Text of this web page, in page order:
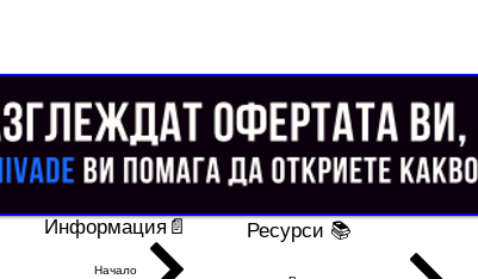
Информация📄
Начало
Ресурси 📚